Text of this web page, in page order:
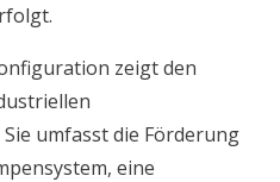
zeigt den
umfasst die Förderung
eine